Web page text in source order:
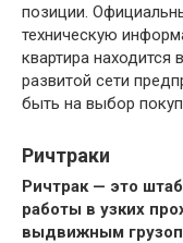
позиции.
техническую
квартира
развитой сети
быть на выбор
Ричтраки
Ричтрак — это
работы в узких
выдвижным